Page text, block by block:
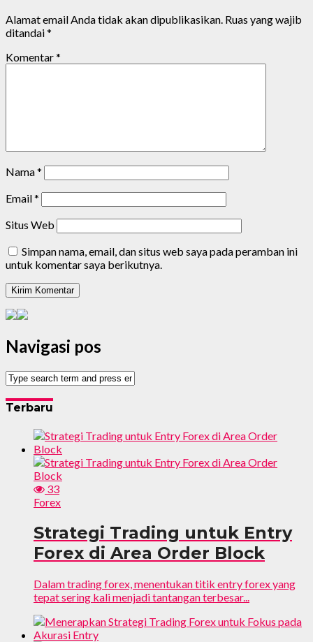
Alamat email Anda tidak akan dipublikasikan. Ruas yang wajib
ditandai*
Komentar*
Nama*
Email*
Situs Web
Simpan nama, email, dan situs web saya pada peramban ini
untuk komentar saya berikutnya.
Navigasi pos
Terbaru
33
Forex
Strategi Trading untuk Entry
Forex di Area Order Block
Dalam trading forex, menentukan titik entry forex yang
tepat sering kali menjadi tantangan terbesar...